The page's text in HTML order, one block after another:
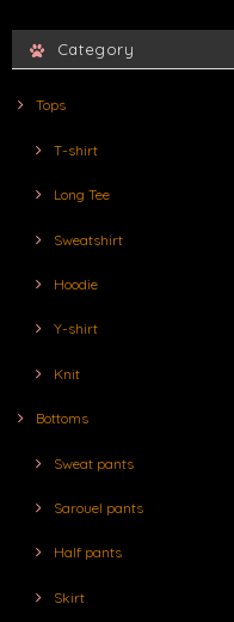
Category
Tops
T-shirt
Long Tee
Sweatshirt
Hoodie
Y-shirt
Knit
Bottoms
Sweat pants
Sarouel pants
Half pants
Skirt